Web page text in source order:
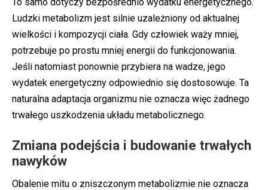
To samo dotyczy bezpośrednio wydatku energetycznego.
Ludzki metabolizm jest silnie uzależniony od aktualnej
wielkości i kompozycji ciała. Gdy człowiek waży mniej,
potrzebuje po prostu mniej energii do funkcjonowania.
Jeśli natomiast ponownie przybiera na wadze, jego
wydatek energetyczny odpowiednio się dostosowuje. Ta
naturalna adaptacja organizmu nie oznacza więc żadnego
trwałego uszkodzenia układu metabolicznego.
Zmiana podejścia i budowanie trwałych
nawyków
Obalenie mitu o zniszczonym metabolizmie nie oznacza